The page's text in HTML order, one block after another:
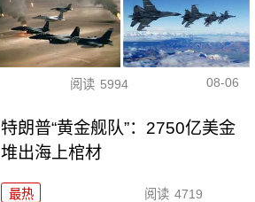
阅读 5994 08-06
特朗普“黄金舰队”：2750亿美金
堆出海上棺材
最热 阅读 4719